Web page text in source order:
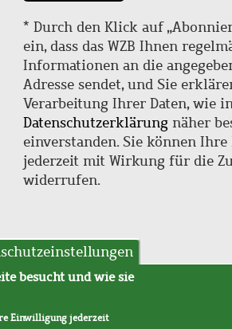
* Durch den Klick auf
ein, dass das WZB Ihnen
Informationen an die
Adresse sendet, und Sie
Verarbeitung Ihrer Daten, wie
Datenschutzerklärung näher
einverstanden. Sie können
jederzeit mit Wirkung für die
widerrufen.
besucht und wie sie
Einwilligung jederzeit